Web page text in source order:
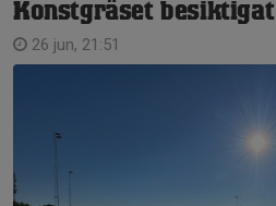
Konstgräset besiktigat
26 jun, 21:51